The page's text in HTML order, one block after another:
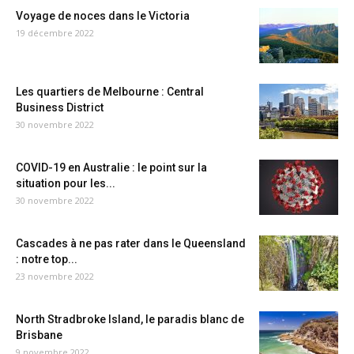
Voyage de noces dans le Victoria
19 décembre 2022
Les quartiers de Melbourne : Central
Business District
30 novembre 2022
COVID-19 en Australie : le point sur la
situation pour les...
30 novembre 2022
Cascades à ne pas rater dans le Queensland
: notre top...
23 novembre 2022
North Stradbroke Island, le paradis blanc de
Brisbane